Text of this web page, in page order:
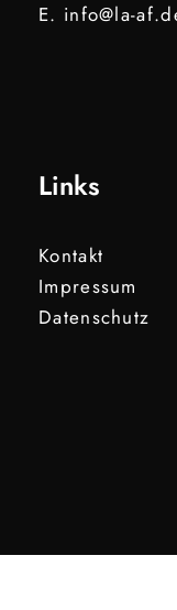
E. info@la-
Links
Kontakt
Impressum
Datenschutz